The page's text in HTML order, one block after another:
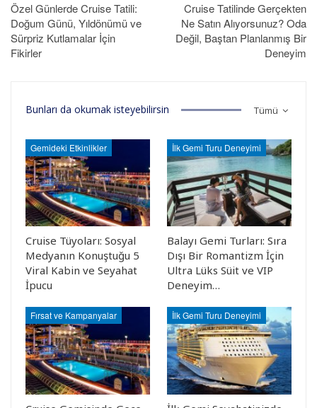
Özel Günlerde Cruise Tatili:
Doğum Günü, Yıldönümü ve
Sürpriz Kutlamalar İçin
Fikirler
Cruise Tatilinde Gerçekten
Ne Satın Alıyorsunuz? Oda
Değil, Baştan Planlanmış Bir
Deneyim
Tümü
Bunları da okumak isteyebilirsin
Gemideki Etkinlikler
Cruise Tüyoları: Sosyal
Medyanın Konuştuğu 5
Viral Kabin ve Seyahat
İpucu
İlk Gemi Turu Deneyimi
Balayı Gemi Turları: Sıra
Dışı Bir Romantizm İçin
Ultra Lüks Süit ve VIP
Deneyim…
Fırsat ve Kampanyalar İlk Gemi Turu Deneyimi